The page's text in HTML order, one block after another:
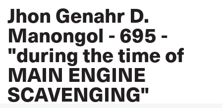
Jhon Genahr D.
Manongol - 695 -
"during the time of
MAIN ENGINE
SCAVENGING"